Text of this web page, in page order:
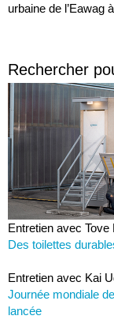
urbaine de l’Eawag
Rechercher
Entretien avec Tove
Des toilettes
Entretien avec Kai
Journée mondiale
lancée